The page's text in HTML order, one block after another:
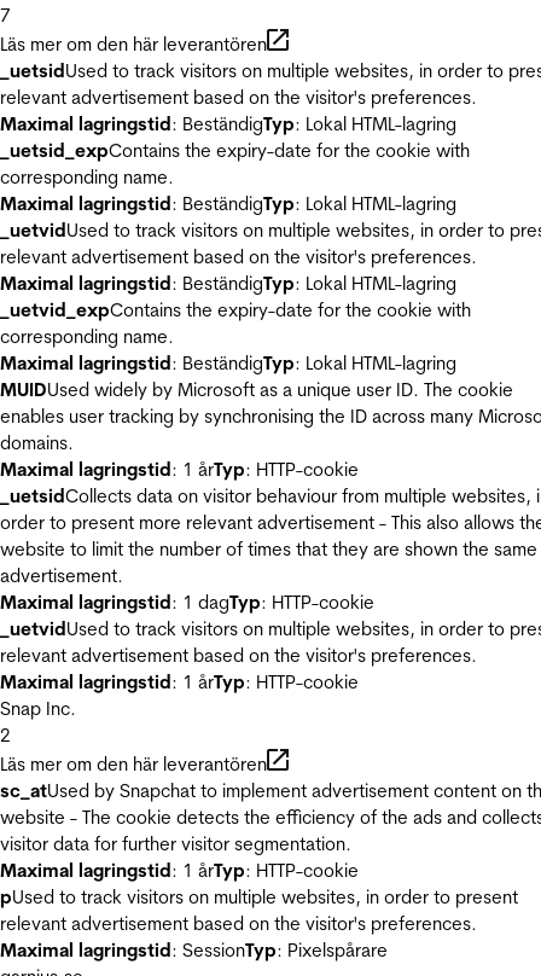
7
Läs mer om den här leverantören
_uetsidUsed to track visitors on multiple websites, in order to
relevant advertisement based on the visitor's preferences.
Maximal lagringstid: BeständigTyp: Lokal HTML-lagring
_uetsid_expContains the expiry-date for the cookie with
corresponding name.
Maximal lagringstid: BeständigTyp: Lokal HTML-lagring
_uetvidUsed to track visitors on multiple websites, in order to
relevant advertisement based on the visitor's preferences.
Maximal lagringstid: BeständigTyp: Lokal HTML-lagring
_uetvid_expContains the expiry-date for the cookie with
corresponding name.
Maximal lagringstid: BeständigTyp: Lokal HTML-lagring
MUIDUsed widely by Microsoft as a unique user ID. The cookie
enables user tracking by synchronising the ID across many
domains.
Maximal lagringstid: 1 årTyp: HTTP-cookie
_uetsidCollects data on visitor behaviour from multiple websites,
order to present more relevant advertisement - This also allows
website to limit the number of times that they are shown the same
advertisement.
Maximal lagringstid: 1 dagTyp: HTTP-cookie
_uetvidUsed to track visitors on multiple websites, in order to
relevant advertisement based on the visitor's preferences.
Maximal lagringstid: 1 årTyp: HTTP-cookie
Snap Inc.
2
Läs mer om den här leverantören
sc_atUsed by Snapchat to implement advertisement content on
website - The cookie detects the efficiency of the ads and
visitor data for further visitor segmentation.
Maximal lagringstid: 1 årTyp: HTTP-cookie
pUsed to track visitors on multiple websites, in order to present
relevant advertisement based on the visitor's preferences.
Maximal lagringstid: SessionTyp: Pixelspårare